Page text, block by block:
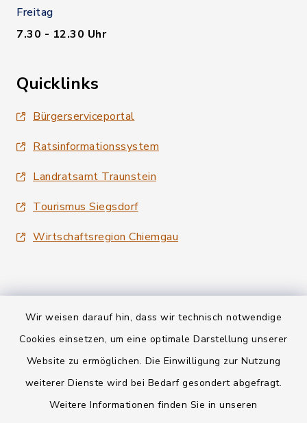
Wir weisen darauf hin, dass wir technisch notwendige
Cookies einsetzen, um eine optimale Darstellung unserer
Website zu ermöglichen. Die Einwilligung zur Nutzung
weiterer Dienste wird bei Bedarf gesondert abgefragt.
Weitere Informationen finden Sie in unseren
Freitag
7.30 - 12.30 Uhr
Quicklinks
Bürgerserviceportal
Ratsinformationssystem
Landratsamt Traunstein
Tourismus Siegsdorf
Wirtschaftsregion Chiemgau
Kontakt
Informationspflichten